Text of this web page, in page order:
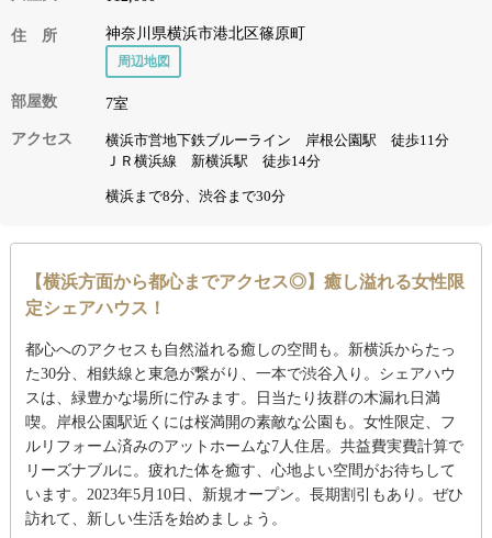
住 所 神奈川県横浜市港北区篠原町
周辺地図
部屋数 7室
アクセス
横浜市営地下鉄ブルーライン 岸根公園駅 徒歩11分
ＪＲ横浜線 新横浜駅 徒歩14分
横浜まで8分、渋谷まで30分
【横浜方面から都心までアクセス◎】癒し溢れる女性限
定シェアハウス！
都心へのアクセスも自然溢れる癒しの空間も。新横浜からたっ
た30分、相鉄線と東急が繋がり、一本で渋谷入り。シェアハウ
スは、緑豊かな場所に佇みます。日当たり抜群の木漏れ日満
喫。岸根公園駅近くには桜満開の素敵な公園も。女性限定、フ
ルリフォーム済みのアットホームな7人住居。共益費実費計算で
リーズナブルに。疲れた体を癒す、心地よい空間がお待ちして
います。2023年5月10日、新規オープン。長期割引もあり。ぜひ
訪れて、新しい生活を始めましょう。